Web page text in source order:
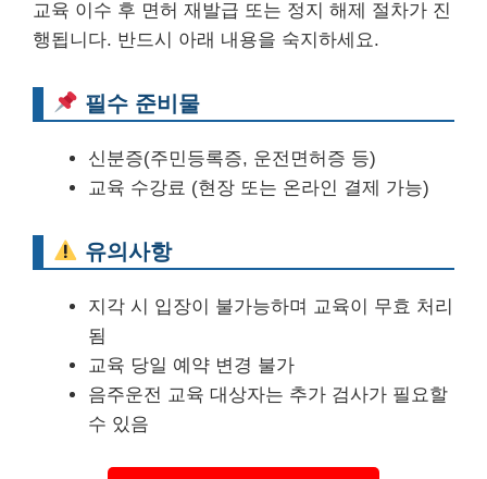
교육 이수 후 면허 재발급 또는 정지 해제 절차가 진
행됩니다. 반드시 아래 내용을 숙지하세요.
필수 준비물
신분증(주민등록증, 운전면허증 등)
교육 수강료 (현장 또는 온라인 결제 가능)
유의사항
지각 시 입장이 불가능하며 교육이 무효 처리
됨
교육 당일 예약 변경 불가
음주운전 교육 대상자는 추가 검사가 필요할
수 있음